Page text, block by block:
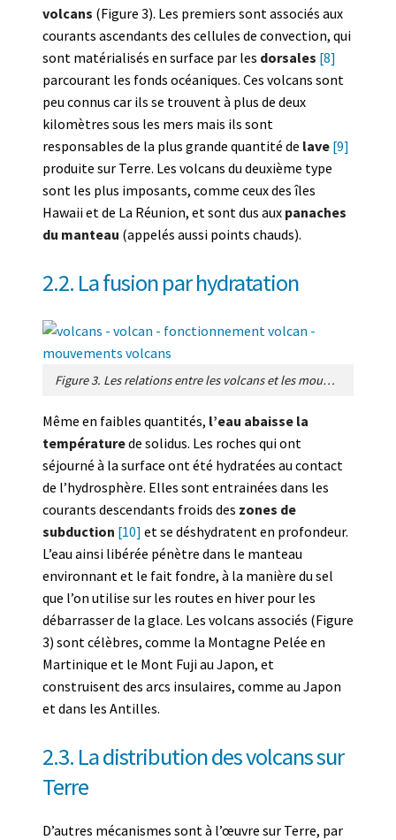
volcans (Figure 3). Les premiers sont associés aux
courants ascendants des cellules de convection, qui
sont matérialisés en surface par les dorsales [8]
parcourant les fonds océaniques. Ces volcans sont
peu connus car ils se trouvent à plus de deux
kilomètres sous les mers mais ils sont
responsables de la plus grande quantité de lave [9]
produite sur Terre. Les volcans du deuxième type
sont les plus imposants, comme ceux des îles
Hawaii et de La Réunion, et sont dus aux panaches
du manteau (appelés aussi points chauds).
2.2. La fusion par hydratation
Figure 3. Les relations entre les volcans et les mouvements internes de la planète. On montre quatre types de volcans. Les plus abondants sont associés aux courants de convection dans le manteau terrestre, qu’ils soient ascendants ou descendants. Sur la droite de la figure, on montre des volcans qui naissent dans des zones d’extension. [Source : Figure de l’auteur]
Même en faibles quantités, l’eau abaisse la
températurede solidus. Les roches qui ont
séjourné à la surface ont été hydratées au contact
de l’hydrosphère. Elles sont entrainées dans les
courants descendants froids des zones de
subduction [10] et se déshydratent en profondeur.
L’eau ainsi libérée pénètre dans le manteau
environnant et le fait fondre, à la manière du sel
que l’on utilise sur les routes en hiver pour les
débarrasser de la glace. Les volcans associés (Figure
3) sont célèbres, comme la Montagne Pelée en
Martinique et le Mont Fuji au Japon, et
construisent des arcs insulaires, comme au Japon
et dans les Antilles.
2.3. La distribution des volcans sur
Terre
D’autres mécanismes sont à l’œuvre sur Terre, par